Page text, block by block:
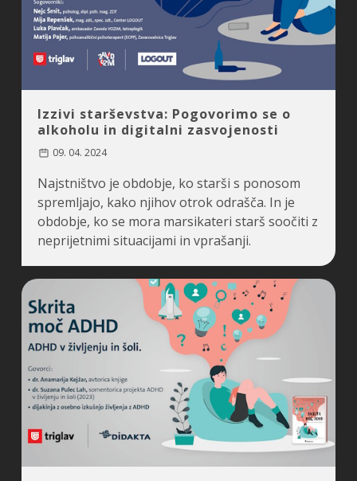
Izzivi starševstva: Pogovorimo se o
alkoholu in digitalni zasvojenosti
09. 04. 2024
Najstništvo je obdobje, ko starši s ponosom
spremljajo, kako njihov otrok odrašča. In je
obdobje, ko se mora marsikateri starš soočiti z
neprijetnimi situacijami in vprašanji.